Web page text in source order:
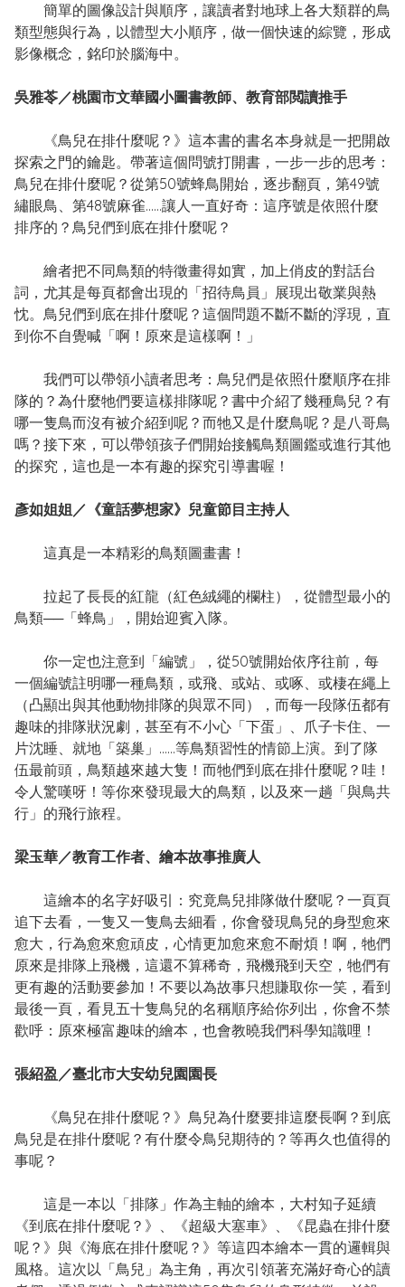
簡單的圖像設計與順序，讓讀者對地球上各大類群的鳥
類型態與行為，以體型大小順序，做一個快速的綜覽，形成
影像概念，銘印於腦海中。
吳雅苓／桃園市文華國小圖書教師、教育部閲讀推手
《鳥兒在排什麼呢？》這本書的書名本身就是一把開啟
探索之門的鑰匙。帶著這個問號打開書，一步一步的思考：
鳥兒在排什麼呢？從第50號蜂鳥開始，逐步翻頁，第49號
繡眼鳥、第48號麻雀……讓人一直好奇：這序號是依照什麼
排序的？鳥兒們到底在排什麼呢？
繪者把不同鳥類的特徵畫得如實，加上俏皮的對話台
詞，尤其是每頁都會出現的「招待鳥員」展現出敬業與熱
忱。鳥兒們到底在排什麼呢？這個問題不斷不斷的浮現，直
到你不自覺喊「啊！原來是這樣啊！」
我們可以帶領小讀者思考：鳥兒們是依照什麼順序在排
隊的？為什麼牠們要這樣排隊呢？書中介紹了幾種鳥兒？有
哪一隻鳥而沒有被介紹到呢？而牠又是什麼鳥呢？是八哥鳥
嗎？接下來，可以帶領孩子們開始接觸鳥類圖鑑或進行其他
的探究，這也是一本有趣的探究引導書喔！
彥如姐姐／《童話夢想家》兒童節目主持人
這真是一本精彩的鳥類圖畫書！
拉起了長長的紅龍（紅色絨繩的欄柱），從體型最小的
鳥類──「蜂鳥」，開始迎賓入隊。
你一定也注意到「編號」，從50號開始依序往前，每
一個編號註明哪一種鳥類，或飛、或站、或啄、或棲在繩上
（凸顯出與其他動物排隊的與眾不同），而每一段隊伍都有
趣味的排隊狀況劇，甚至有不小心「下蛋」、爪子卡住、一
片沈睡、就地「築巢」……等鳥類習性的情節上演。到了隊
伍最前頭，鳥類越來越大隻！而牠們到底在排什麼呢？哇！
令人驚嘆呀！等你來發現最大的鳥類，以及來一趟「與鳥共
行」的飛行旅程。
梁玉華／教育工作者、繪本故事推廣人
這繪本的名字好吸引：究竟鳥兒排隊做什麼呢？一頁頁
追下去看，一隻又一隻鳥去細看，你會發現鳥兒的身型愈來
愈大，行為愈來愈頑皮，心情更加愈來愈不耐煩！啊，牠們
原來是排隊上飛機，這還不算稀奇，飛機飛到天空，牠們有
更有趣的活動要參加！不要以為故事只想賺取你一笑，看到
最後一頁，看見五十隻鳥兒的名稱順序給你列出，你會不禁
歡呼：原來極富趣味的繪本，也會教曉我們科學知識哩！
張紹盈／臺北市大安幼兒園園長
《鳥兒在排什麼呢？》鳥兒為什麼要排這麼長啊？到底
鳥兒是在排什麼呢？有什麼令鳥兒期待的？等再久也值得的
事呢？
這是一本以「排隊」作為主軸的繪本，大村知子延續
《到底在排什麼呢？》、《超級大塞車》、《昆蟲在排什麼
呢？》與《海底在排什麼呢？》等這四本繪本一貫的邏輯與
風格。這次以「鳥兒」為主角，再次引領著充滿好奇心的讀